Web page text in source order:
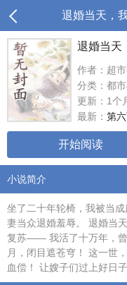
退婚当天，
退婚当天
作者：超
分类：都
更新：1个
最新： 第
开始阅读
小说简介
坐了二十年轮椅，我被当
妻当众退婚羞辱。 退婚当
复苏—— 我活了十万年，曾
月，闭目遮苍穹！ 这一世
血偿！ 让嫂子们过上好日子